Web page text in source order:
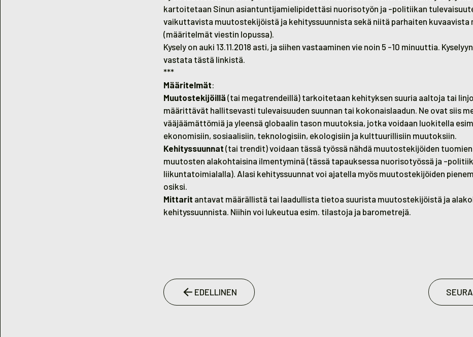
kartoitetaan Sinun asiantuntijamielipidettäsi nuorisotyön ja -politiikan
vaikuttavista muutostekijöistä ja kehityssuunnista sekä niitä parhaiten
(määritelmät viestin lopussa).
Kysely on auki 13.11.2018 asti, ja siihen vastaaminen vie noin 5 -10 minuuttia.
vastata tästä linkistä.
***
Määritelmät:
Muutostekijöillä (tai megatrendeillä) tarkoitetaan kehityksen suuria aaltoja tai
määrittävät hallitsevasti tulevaisuuden suunnan tai kokonaislaadun. Ne ovat siis
vääjäämättömiä ja yleensä globaalin tason muutoksia, jotka voidaan luokitella
ekonomisiin, sosiaalisiin, teknologisiin, ekologisiin ja kulttuurillisiin muutoksiin.
Kehityssuunnat (tai trendit)voidaan tässä työssä nähdä muutostekijöiden
muutosten alakohtaisina ilmentyminä (tässä tapauksessa nuorisotyössä ja -
liikuntatoimialalla). Alasi kehityssuunnat voi ajatella myös muutostekijöiden
osiksi.
Mittarit antavat määrällistä tai laadullista tietoa suurista muutostekijöistä ja
kehityssuunnista. Niihin voi lukeutua esim. tilastoja ja barometrejä.
EDELLINEN